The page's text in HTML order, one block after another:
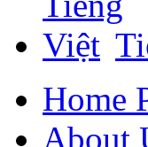
Home
About